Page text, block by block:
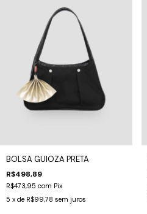
BOLSA GUIOZA PRETA
R$498,89
R$473,95 com Pix
5 x de R$99,78 sem juros